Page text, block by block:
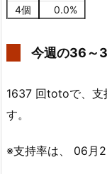
4個
0.0%
今週の36～
1637 回totoで、支
す。
※支持率は、 06月